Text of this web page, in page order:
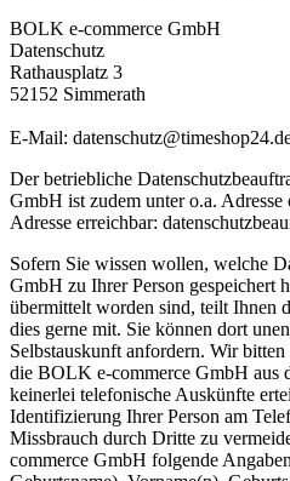
BOLK e-commerce GmbH
Datenschutz
Rathausplatz 3
52152 Simmerath
E-Mail:
Der betriebliche
GmbH ist zudem unter o.a.
Adresse erreichbar:
Sofern Sie wissen wollen, welche
GmbH zu Ihrer Person gespeichert
übermittelt worden sind, teilt Ihnen
dies gerne mit. Sie können dort
Selbstauskunft anfordern. Wir
die BOLK e-commerce GmbH aus
keinerlei telefonische Auskünfte
Identifizierung Ihrer Person am
Missbrauch durch Dritte zu
commerce GmbH folgende